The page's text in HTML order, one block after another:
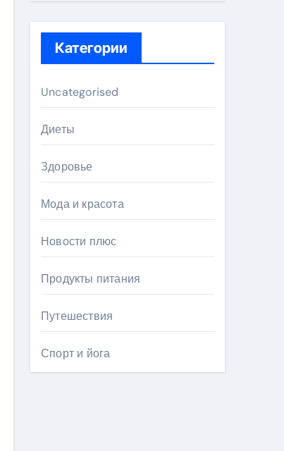
Категории
Uncategorised
Диеты
Здоровье
Мода и красота
Новости плюс
Продукты питания
Путешествия
Спорт и йога